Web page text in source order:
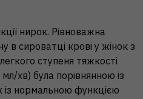
нирок. Рівноважна
в сироватці крові у жінок з
ступеня тяжкості
хв) була порівнянною із
нормальною функцією